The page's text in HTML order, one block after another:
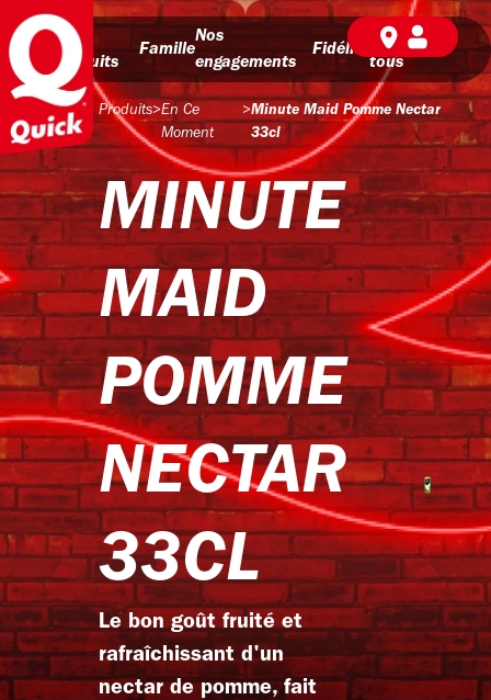
Nos
produits
Famille
Nos
engagements
Fidélité
BD pour
tous
Produits>En Ce
Moment
>Minute Maid Pomme Nectar
33cl
MINUTE
MAID
POMME
NECTAR
33CL
Le bon goût fruité et
rafraîchissant d'un
nectar de pomme, fait